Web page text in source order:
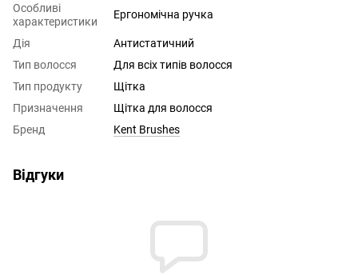
Особливі
характеристики
Ергономічна ручка
Дія
Антистатичний
Тип волосся
Для всіх типів волосся
Тип продукту
Щітка
Призначення
Щітка для волосся
Бренд
Kent Brushes
Відгуки